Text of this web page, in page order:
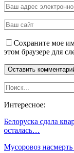
Сохраните мое
этом браузере для
Интересное:
Белоруска сдала
осталась…
Мусоровоз